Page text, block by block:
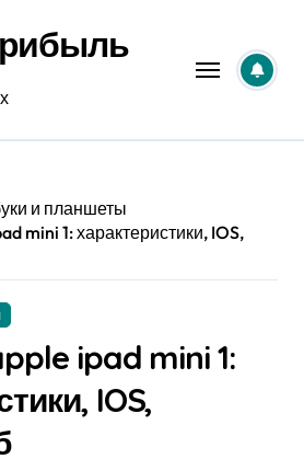
и планшеты
mini 1: характеристики, IOS,
ipad mini 1:
IOS,